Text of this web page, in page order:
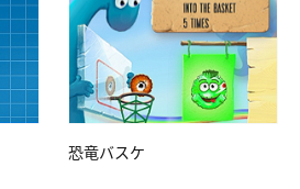
恐竜バスケ